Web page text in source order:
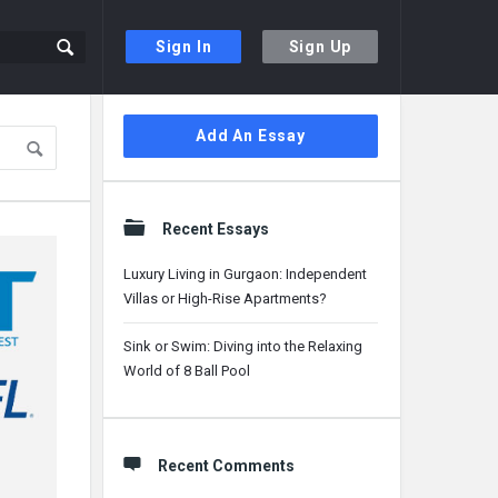
Sign In Sign Up
Sidebar
Add An Essay
Recent Essays
Luxury Living in Gurgaon: Independent
Villas or High-Rise Apartments?
Sink or Swim: Diving into the Relaxing
World of 8 Ball Pool
Recent Comments